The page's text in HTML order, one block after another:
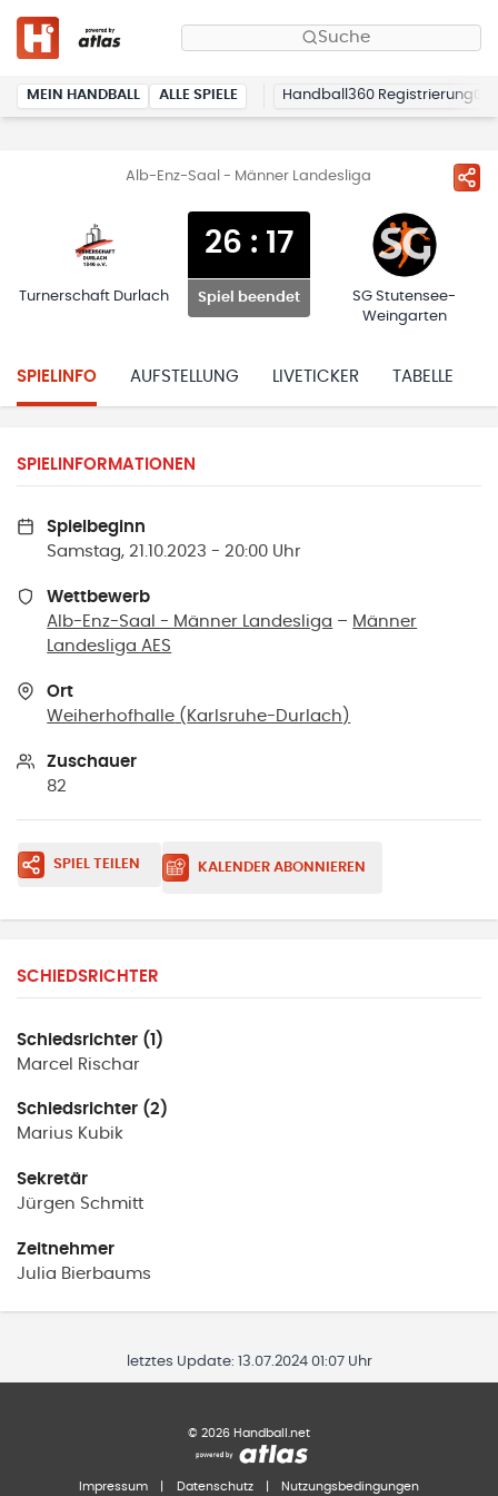
Suche
MEIN HANDBALL ALLE SPIELE Handball360 Registrierung
Alb-Enz-Saal - Männer Landesliga
Turnerschaft Durlach
26 : 17
Spiel beendet
SG Stutensee-
Weingarten
SPIELINFO AUFSTELLUNG LIVETICKER TABELLE
SPIELINFORMATIONEN
Spielbeginn
Samstag, 21.10.2023 - 20:00 Uhr
Wettbewerb
Alb-Enz-Saal - Männer Landesliga – Männer
Landesliga AES
Ort
Weiherhofhalle ( Karlsruhe-Durlach )
Zuschauer
82
SPIEL TEILEN KALENDER ABONNIEREN
SCHIEDSRICHTER
Schiedsrichter (1)
Marcel
Rischar
Schiedsrichter (2)
Marius Kubik
Sekretär
Jürgen Schmitt
Zeitnehmer
Julia Bierbaums
letztes Update: 13.07.2024 01:07 Uhr
© 2026 Handball.net
Impressum Datenschutz Nutzungsbedingungen